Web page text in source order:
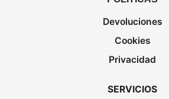
Devoluciones
Cookies
Privacidad
SERVICIOS